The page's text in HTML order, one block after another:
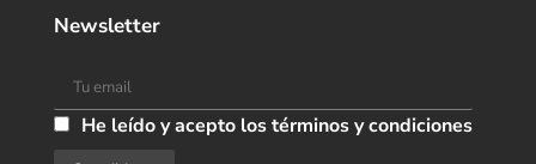
Newsletter
He leído y acepto los términos y condiciones